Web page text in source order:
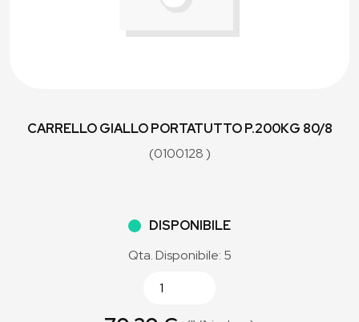
CARRELLO GIALLO PORTATUTTO P.200KG 80/8
(0100128 )
DISPONIBILE
Qta. Disponibile: 5